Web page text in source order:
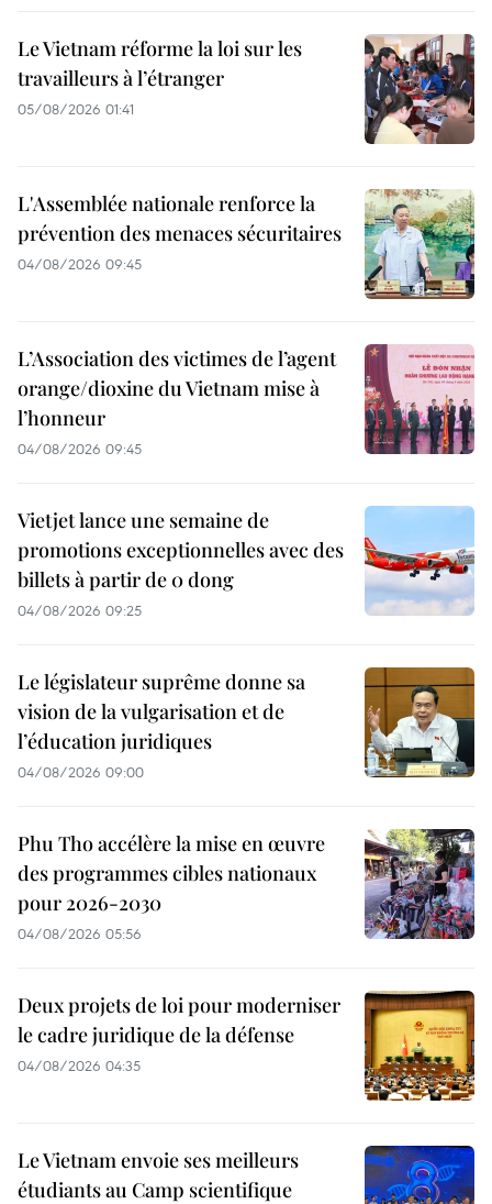
Le Vietnam réforme la loi sur les
travailleurs à l’étranger
05/08/2026 01:41
L'Assemblée nationale renforce la
prévention des menaces sécuritaires
04/08/2026 09:45
L’Association des victimes de l’agent
orange/dioxine du Vietnam mise à
l’honneur
04/08/2026 09:45
Vietjet lance une semaine de
promotions exceptionnelles avec des
billets à partir de 0 dong
04/08/2026 09:25
Le législateur suprême donne sa
vision de la vulgarisation et de
l’éducation juridiques
04/08/2026 09:00
Phu Tho accélère la mise en œuvre
des programmes cibles nationaux
pour 2026-2030
04/08/2026 05:56
Deux projets de loi pour moderniser
le cadre juridique de la défense
04/08/2026 04:35
Le Vietnam envoie ses meilleurs
étudiants au Camp scientifique